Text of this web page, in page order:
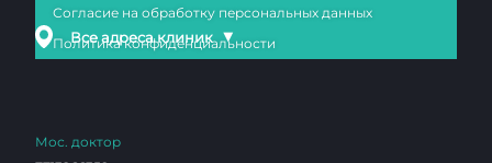
Все адреса клиник ▼
Согласие на обработку персональных данных
Политика конфиденциальности
Мос. доктор